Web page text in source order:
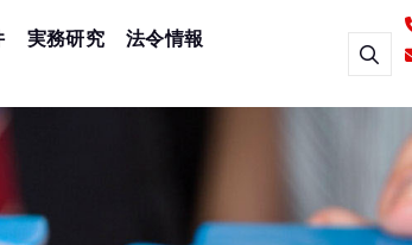
実務研究
法令情報